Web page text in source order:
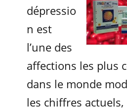
dépressio
n est
l’une des
affections les plus
dans le monde
les chiffres actuels,